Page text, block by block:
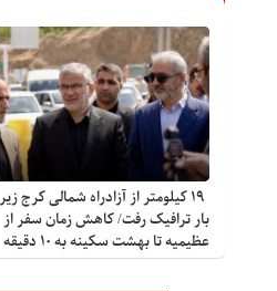
۱۹ کیلومتر از آزادراه شمالی کرج زیر
بار ترافیک رفت/ کاهش زمان سفر از
عظیمیه تا بهشت سکینه به ۱۰ دقیقه